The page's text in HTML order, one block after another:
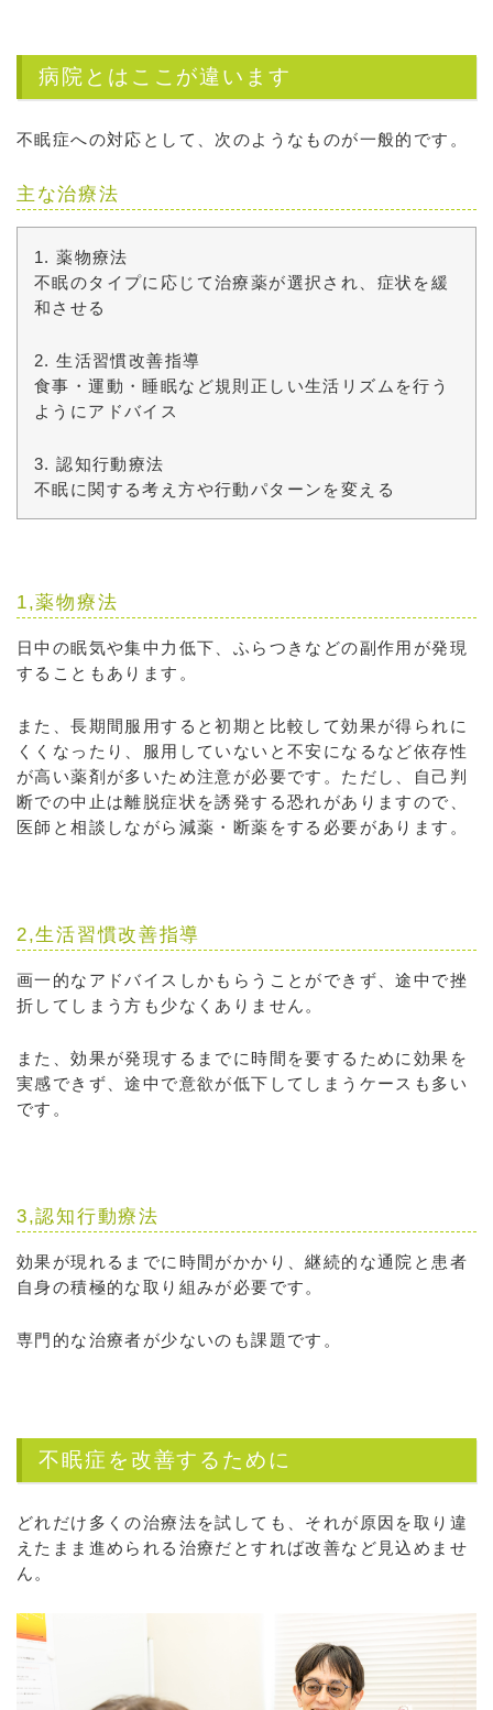
病院とはここが違います
不眠症への対応として、次のようなものが一般的です。
主な治療法
1. 薬物療法
不眠のタイプに応じて治療薬が選択され、症状を緩
和させる
2. 生活習慣改善指導
食事・運動・睡眠など規則正しい生活リズムを行う
ようにアドバイス
3. 認知行動療法
不眠に関する考え方や行動パターンを変える
1,薬物療法
日中の眠気や集中力低下、ふらつきなどの副作用が発現
することもあります。
また、長期間服用すると初期と比較して効果が得られに
くくなったり、服用していないと不安になるなど依存性
が高い薬剤が多いため注意が必要です。ただし、自己判
断での中止は離脱症状を誘発する恐れがありますので、
医師と相談しながら減薬・断薬をする必要があります。
2,生活習慣改善指導
画一的なアドバイスしかもらうことができず、途中で挫
折してしまう方も少なくありません。
また、効果が発現するまでに時間を要するために効果を
実感できず、途中で意欲が低下してしまうケースも多い
です。
3,認知行動療法
効果が現れるまでに時間がかかり、継続的な通院と患者
自身の積極的な取り組みが必要です。
専門的な治療者が少ないのも課題です。
不眠症を改善するために
どれだけ多くの治療法を試しても、それが原因を取り違
えたまま進められる治療だとすれば改善など見込めませ
ん。